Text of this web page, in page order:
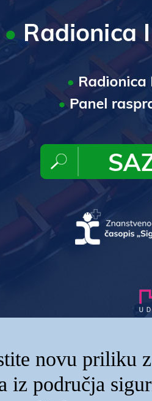
novu priliku
iz područja